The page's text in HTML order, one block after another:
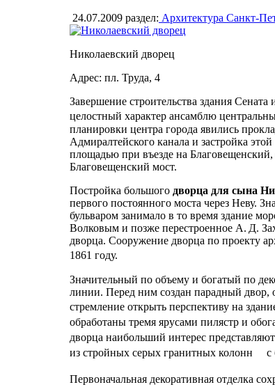
24.07.2009 раздел: Архитектура Санкт-
Николаевский дворец
Адрес: пл. Труда, 4
Завершение строительства здания
целостный характер ансамблю
планировки центра города явились
Адмиралтейского канала и застройка
площадью при въезде на
Благовещенский мост.
Постройка большого дворца для сына
первого постоянного моста через Неву.
бульваром занимало в то время здание
Волковым и позже перестроенное А. Д.
дворца. Сооружение дворца по проекту
1861 году.
Значительный по объему и богатый по
линии. Перед ним создан парадный двор,
стремление открыть перспективу на
обработаны тремя ярусами пилястр и
дворца наибольший интерес
из стройных серых гранитных колонн
Первоначальная декоративная отделка